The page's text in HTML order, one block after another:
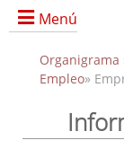
Menú
Relación de
Localización
Organigrama
Empleo»